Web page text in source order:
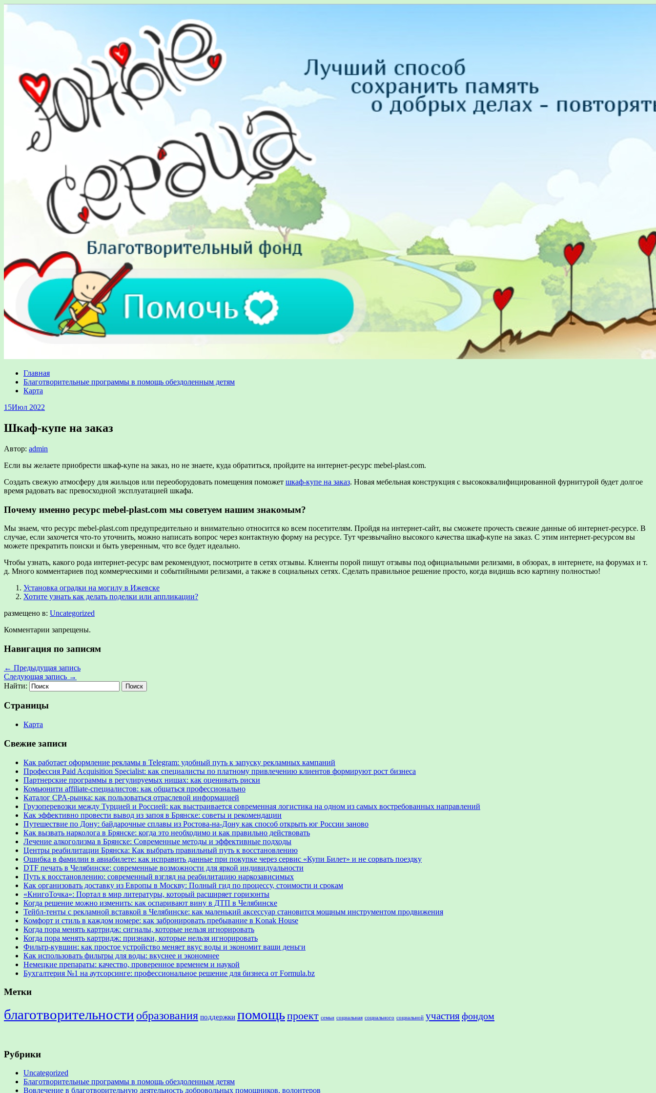
Главная
Благотворительные программы в помощь обездоленным детям
Карта
15Июл 2022
Шкаф-купе на заказ
Автор: admin
Eсли вы желаете приобрести шкаф-купе на заказ, но не знаете, куда обратиться, пройдите на интернет-ресурс mebel-plast.com.
Создать свежую атмосферу для жильцов или переоборудовать помещения поможет шкаф-купе на заказ. Новая мебельная конструкция с высококвалифицированной фурнитурой будет долгое
время радовать вас превосходной эксплуатацией шкафа.
Почему именно ресурс mebel-plast.com мы советуем нашим знакомым?
Мы знаем, что ресурс mebel-plast.com предупредительно и внимательно относится ко всем посетителям. Пройдя на интернет-сайт, вы сможете прочесть свежие данные об интернет-ресурсе. В
случае, если захочется что-то уточнить, можно написать вопрос через контактную форму на ресурсе. Тут чрезвычайно высокого качества шкаф-купе на заказ. С этим интернет-ресурсом вы
можете прекратить поиски и быть уверенным, что все будет идеально.
Чтобы узнать, какого рода интернет-ресурс вам рекомендуют, посмотрите в сетях отзывы. Клиенты порой пишут отзывы под официальными релизами, в обзорах, в интернете, на форумах и т.
д. Много комментариев под коммерческими и событийными релизами, а также в социальных сетях. Сделать правильное решение просто, когда видишь всю картину полностью!
Установка оградки на могилу в Ижевске
Хотите узнать как делать поделки или аппликации?
размещено в: Uncategorized
Комментарии запрещены.
Навигация по записям
← Предыдущая запись
Следующая запись →
Найти:
Страницы
Карта
Свежие записи
Как работает оформление рекламы в Telegram: удобный путь к запуску рекламных кампаний
Профессия Paid Acquisition Specialist: как специалисты по платному привлечению клиентов формируют рост бизнеса
Партнерские программы в регулируемых нишах: как оценивать риски
Комьюнити affiliate-специалистов: как общаться профессионально
Каталог CPA-рынка: как пользоваться отраслевой информацией
Грузоперевозки между Турцией и Россией: как выстраивается современная логистика на одном из самых востребованных направлений
Как эффективно провести вывод из запоя в Брянске: советы и рекомендации
Путешествие по Дону: байдарочные сплавы из Ростова-на-Дону как способ открыть юг России заново
Как вызвать нарколога в Брянске: когда это необходимо и как правильно действовать
Лечение алкоголизма в Брянске: Современные методы и эффективные подходы
Центры реабилитации Брянска: Как выбрать правильный путь к восстановлению
Ошибка в фамилии в авиабилете: как исправить данные при покупке через сервис «Купи Билет» и не сорвать поездку
DTF печать в Челябинске: современные возможности для яркой индивидуальности
Путь к восстановлению: современный взгляд на реабилитацию наркозависимых
Как организовать доставку из Европы в Москву: Полный гид по процессу, стоимости и срокам
«КнигоТочка»: Портал в мир литературы, который расширяет горизонты
Когда решение можно изменить: как оспаривают вину в ДТП в Челябинске
Тейбл-тенты с рекламной вставкой в Челябинске: как маленький аксессуар становится мощным инструментом продвижения
Комфорт и стиль в каждом номере: как забронировать пребывание в Konak House
Когда пора менять картридж: сигналы, которые нельзя игнорировать
Когда пора менять картридж: признаки, которые нельзя игнорировать
Фильтр-кувшин: как простое устройство меняет вкус воды и экономит ваши деньги
Как использовать фильтры для воды: вкуснее и экономнее
Немецкие препараты: качество, проверенное временем и наукой
Бухгалтерия №1 на аутсорсинге: профессиональное решение для бизнеса от Formula.bz
Метки
благотворительности образования поддержки помощьпроект семьи социальная социального социальной участияфондом
Рубрики
Uncategorized
Благотворительные программы в помощь обездоленным детям
Вовлечение в благотворительную деятельность добровольных помощников, волонтеров